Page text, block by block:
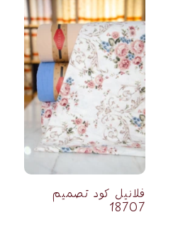
فلانيل كود تصميم
18707